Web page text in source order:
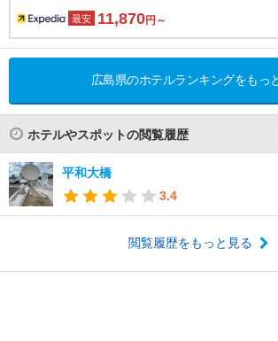
最安 11,870円～
広島県のホテルランキングをもっ
ホテルやスポットの閲覧履歴
平和大橋
3.4
閲覧履歴をもっと見る